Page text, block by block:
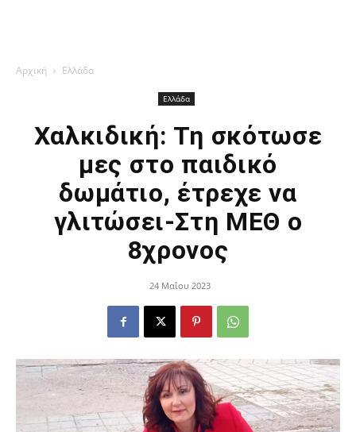
Αρχική Ελλάδα
Ελλάδα
Χαλκιδική: Τη σκότωσε
μες στο παιδικό
δωμάτιο, έτρεχε να
γλιτώσει-Στη ΜΕΘ ο
8χρονος
24 Μαΐου 2023